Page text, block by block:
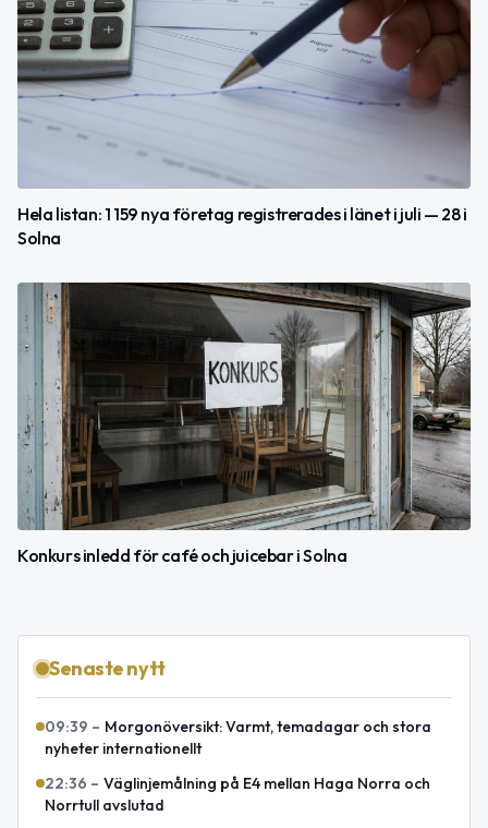
Hela listan: 1 159 nya företag registrerades i länet i juli — 28 i
Solna
Konkurs inledd för café och juicebar i Solna
Senaste nytt
09:39 – Morgonöversikt: Varmt, temadagar och stora
nyheter internationellt
22:36 – Väglinjemålning på E4 mellan Haga Norra och
Norrtull avslutad